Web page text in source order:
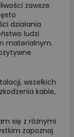
zawsze
działania
ludzi
materialnym.
wszelkich
kable,
się z różnymi
zapoznaj